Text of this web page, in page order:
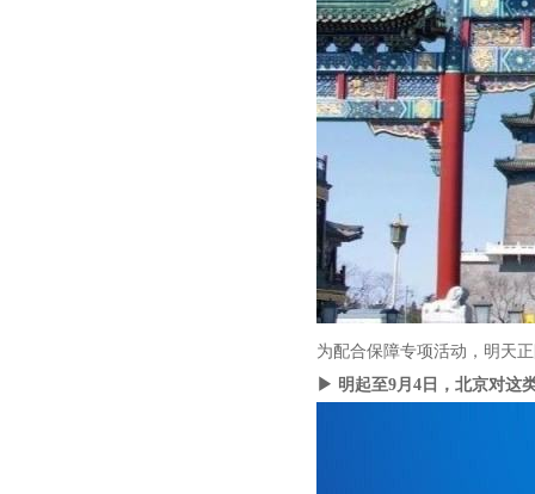
为配合保障专项活动，明天
▶ 明起至9月4日，北京对这